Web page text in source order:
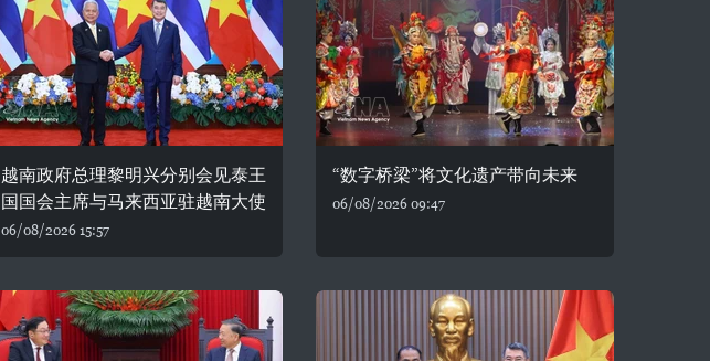
越南政府总理黎明兴分别会见泰王
国国会主席与马来西亚驻越南大使
06/08/2026 15:57
“数字桥梁”将文化遗产带向未来
06/08/2026 09:47